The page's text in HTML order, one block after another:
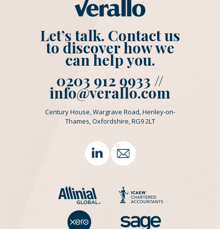
Let’s talk. Contact us
to discover how we
can help you.
0203 912 9933 //
info@verallo.com
Century House, Wargrave Road, Henley-on-
Thames, Oxfordshire, RG9 2LT